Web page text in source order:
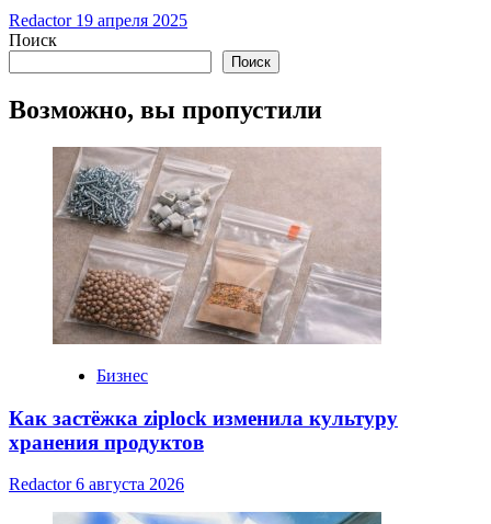
Redactor 19 апреля 2025
Поиск
Поиск
Возможно, вы пропустили
Бизнес
Как застёжка ziplock изменила культуру
хранения продуктов
Redactor6 августа 2026